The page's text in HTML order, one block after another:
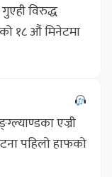
विरुद्ध
१८ औं मिनेटमा
एज्री
पहिलो हाफको